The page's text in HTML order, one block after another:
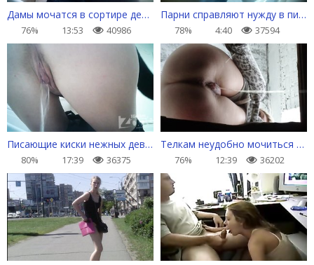
Дамы мочатся в сортире дешевого кафе
76% 13:53 40986
Парни справляют нужду в писсуары
78% 4:40 37594
Писающие киски нежных девулек
80% 17:39 36375
Телкам неудобно мочиться в общественном сортире
76% 12:39 36202